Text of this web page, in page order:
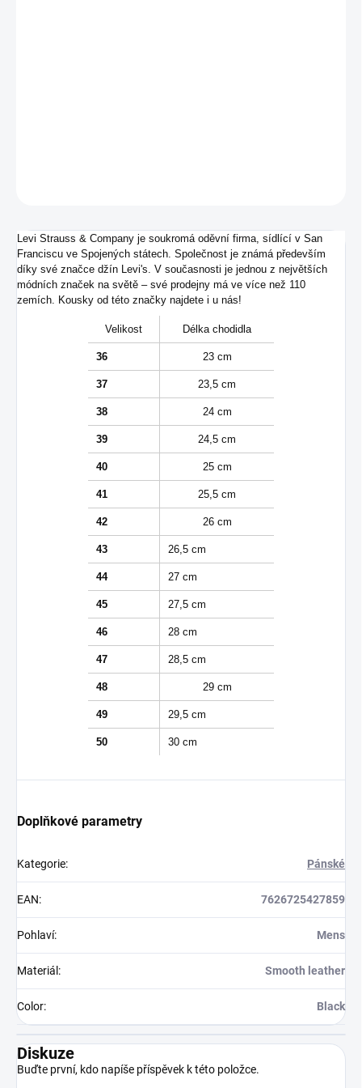
Levi Strauss & Company je soukromá oděvní firma, sídlící v San
Franciscu ve Spojených státech. Společnost je známá především
díky své značce džín Levi's. V současnosti je jednou z největších
módních značek na světě – své prodejny má ve více než 110
zemích. Kousky od této značky najdete i u nás!
Velikost Délka chodidla
36 23 cm
37 23,5 cm
38 24 cm
39 24,5 cm
40 25 cm
41 25,5 cm
42 26 cm
43 26,5 cm
44 27 cm
45 27,5 cm
46 28 cm
47 28,5 cm
48 29 cm
49 29,5 cm
50 30 cm
Doplňkové parametry
Kategorie: Pánské
EAN: 7626725427859
Pohlaví: Mens
Materiál : Smooth leather
Color: Black
Diskuze
Buďte první, kdo napíše příspěvek k této položce.